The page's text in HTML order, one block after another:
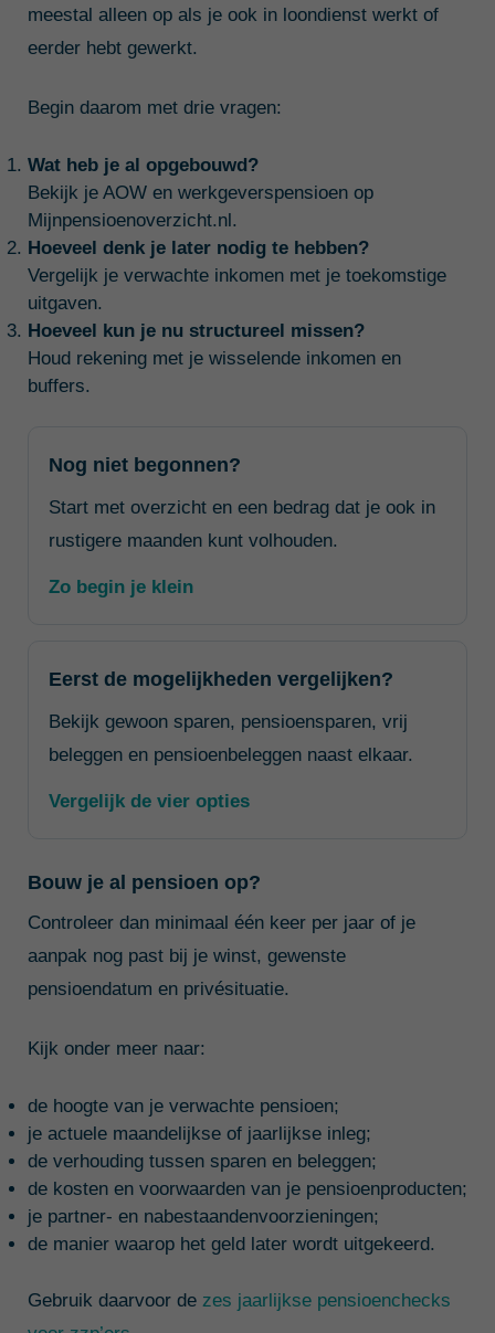
meestal alleen op als je ook in loondienst werkt of
eerder hebt gewerkt.
Begin daarom met drie vragen:
Wat heb je al opgebouwd?
Bekijk je AOW en werkgeverspensioen op
Mijnpensioenoverzicht.nl.
Hoeveel denk je later nodig te hebben?
Vergelijk je verwachte inkomen met je toekomstige
uitgaven.
Hoeveel kun je nu structureel missen?
Houd rekening met je wisselende inkomen en
buffers.
Nog niet begonnen?
Start met overzicht en een bedrag dat je ook in
rustigere maanden kunt volhouden.
Zo begin je klein
Eerst de mogelijkheden vergelijken?
Bekijk gewoon sparen, pensioensparen, vrij
beleggen en pensioenbeleggen naast elkaar.
Vergelijk de vier opties
Bouw je al pensioen op?
Controleer dan minimaal één keer per jaar of je
aanpak nog past bij je winst, gewenste
pensioendatum en privésituatie.
Kijk onder meer naar:
de hoogte van je verwachte pensioen;
je actuele maandelijkse of jaarlijkse inleg;
de verhouding tussen sparen en beleggen;
de kosten en voorwaarden van je pensioenproducten;
je partner- en nabestaandenvoorzieningen;
de manier waarop het geld later wordt uitgekeerd.
Gebruik daarvoor de zes jaarlijkse pensioenchecks